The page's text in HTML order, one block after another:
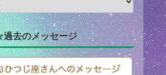
去のメッセージ